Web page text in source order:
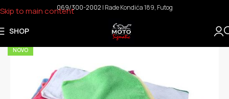
Skip to main content069/300-2002 I Rade Kondića 189, Futog
SHOP
NOVO